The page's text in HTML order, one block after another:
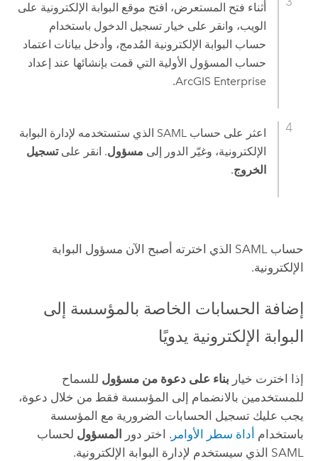
أثناء فتح المستعرض، افتح موقع البوابة الإلكترونية على
الويب، وانقر على خيار تسجيل الدخول باستخدام
حساب البوابة الإلكترونية المُدمج، وأدخل بيانات اعتماد
حساب المسؤول الأولية التي قمت بإنشائها عند إعداد
ArcGIS Enterprise
.
اعثر على حساب SAML الذي ستستخدمه لإدارة البوابة
الإلكترونية، وغيّر الدور إلى مسؤول. انقر علىتسجيل
الخروج.
حساب SAML الذي اخترته أصبح الآن مسؤول البوابة
الإلكترونية.
إضافة الحسابات الخاصة بالمؤسسة إلى
البوابة الإلكترونية يدويًا
إذا اخترت خيار بناء على دعوة من مسؤول للسماح
للمستخدمين بالانضمام إلى المؤسسة فقط من خلال دعوة،
يجب عليك تسجيل الحسابات الضرورية مع المؤسسة
باستخدام أداة سطر الأوامر . اختر دور المسؤول لحساب
SAML الذي سيستخدم لإدارة البوابة الإلكترونية.